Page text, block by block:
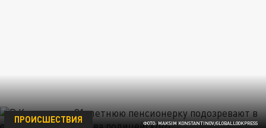
ФОТО: MAKSIM KONSTANTINOV/GLOBALLOOKPRESS
ПРОИСШЕСТВИЯ